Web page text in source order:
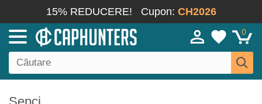
15% REDUCERE! Cupon: CH2026
0